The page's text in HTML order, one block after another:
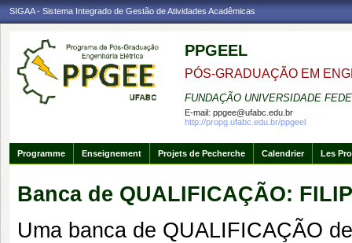
SIGAA - Sistema Integrado de Gestão de Atividades Acadêmicas
PPGEEL
PÓS-GRADUAÇÃO EM
FUNDAÇÃO UNIVERSIDADE
E-mail: ppgee@ufabc.edu.br
http://propg.ufabc.edu.br/ppgeel
Programme Enseignement Projets de Pecherche Calendrier Les
Banca de QUALIFICAÇÃO:
Uma banca de QUALIFICAÇÃO